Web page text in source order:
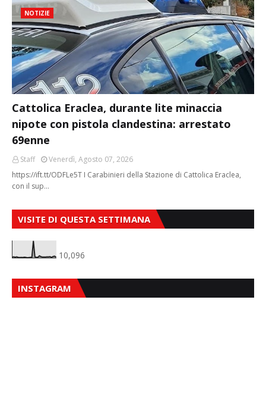
NOTIZIE
Cattolica Eraclea, durante lite minaccia
nipote con pistola clandestina: arrestato
69enne
Staff
Venerdì, Agosto 07, 2026
https://ift.tt/ODFLe5T I Carabinieri della Stazione di Cattolica Eraclea,
con il sup…
VISITE DI QUESTA SETTIMANA
10,096
INSTAGRAM